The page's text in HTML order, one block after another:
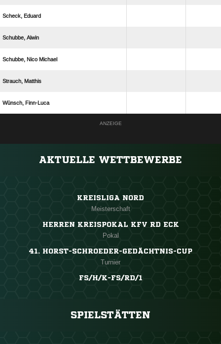
 
 
  
 
 
ANZEIGE
AKTUELLE WETTBEWERBE
KREISLIGA NORD
Meisterschaft
HERREN KREISPOKAL KFV RD ECK
Pokal
41. HORST-SCHROEDER-GEDÄCHTNIS-CUP
Turnier
FS/H/K-FS/RD/1
SPIELSTÄTTEN